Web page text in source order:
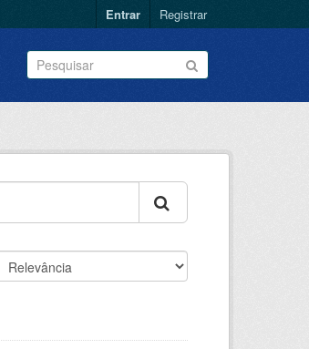
Entrar Registrar